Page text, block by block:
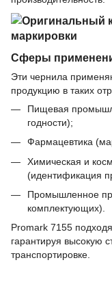
Сферы
Эти чернила
продукцию в таких
Пищевая
годности);
Фармацевтика
Химическая и
(идентификация
Промышленное
комплектующих).
Promark 7155
гарантируя высокую
транспортировке.